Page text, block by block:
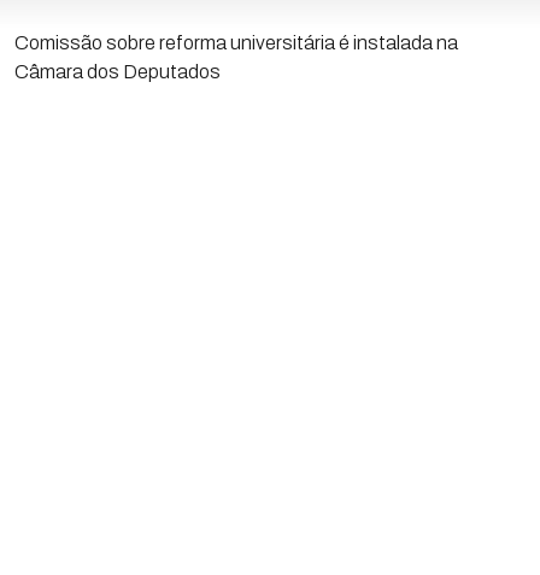
Comissão sobre reforma universitária é instalada na
Câmara dos Deputados